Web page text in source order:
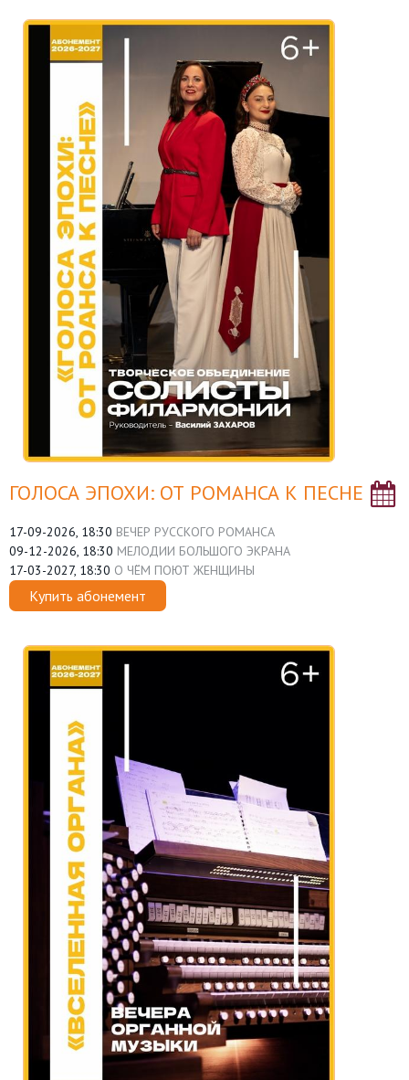
ГОЛОСА ЭПОХИ: ОТ РОМАНСА К ПЕСНЕ
17-09-2026, 18:30 ВЕЧЕР РУССКОГО РОМАНСА
09-12-2026, 18:30 МЕЛОДИИ БОЛЬШОГО ЭКРАНА
17-03-2027, 18:30 О ЧЁМ ПОЮТ ЖЕНЩИНЫ
Купить абонемент